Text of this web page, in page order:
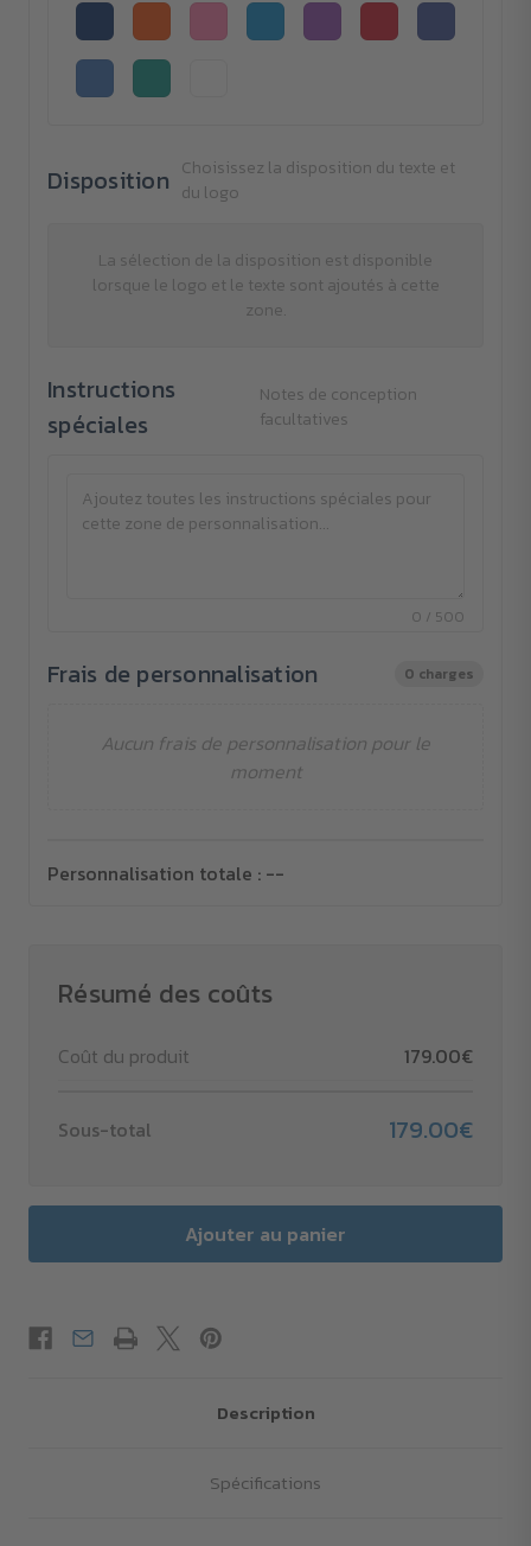
Disposition Choisissez la disposition du texte et
du logo
La sélection de la disposition est disponible
lorsque le logo et le texte sont ajoutés à cette
zone.
Instructions
spéciales
Notes de conception
facultatives
0 / 500
Frais de personnalisation 0 charges
Aucun frais de personnalisation pour le
moment
Personnalisation totale : --
Résumé des coûts
Coût du produit 179.00€
Sous-total 179.00€
Description
Spécifications